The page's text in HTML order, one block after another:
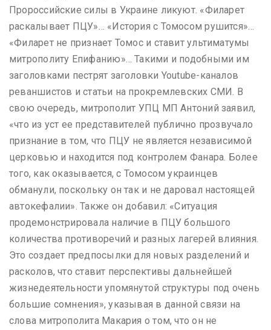
Пророссийские силы в Украине ликуют. «Филарет
раскалывает ПЦУ»… «История с Томосом рушится»…
«Филарет не признает Томос и ставит ультиматумы
митрополиту Епифанию»… Такими и подобными им
заголовками пестрят заголовки Youtube-каналов
реваншистов и статьи на прокремлевских СМИ. В
свою очередь, митрополит УПЦ МП Антоний заявил,
«что из уст ее представителей публично прозвучало
признание в том, что ПЦУ не является независимой
церковью и находится под контролем Фанара. Более
того, как оказывается, с Томосом украинцев
обманули, поскольку он так и не даровал настоящей
автокефалии». Также он добавил: «Ситуация
продемонстрировала наличие в ПЦУ большого
количества противоречий и разных лагерей влияния.
Это создает предпосылки для новых разделений и
расколов, что ставит перспективы дальнейшей
жизнедеятельности упомянутой структуры под очень
большие сомнения», указывая в данной связи на
слова митрополита Макария о том, что он не